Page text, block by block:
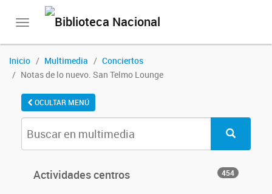
Toggle
Inicio Multimedia
Conciertos
Notas de lo nuevo. San Telmo Lounge
OCULTAR MENÚ
Actividades centros 454